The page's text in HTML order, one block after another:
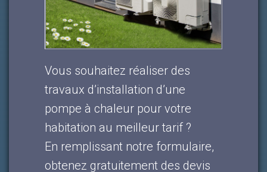
Vous souhaitez réaliser des
travaux d’installation d’une
pompe à chaleur pour votre
habitation au meilleur tarif ?
En remplissant notre formulaire,
obtenez gratuitement des devis